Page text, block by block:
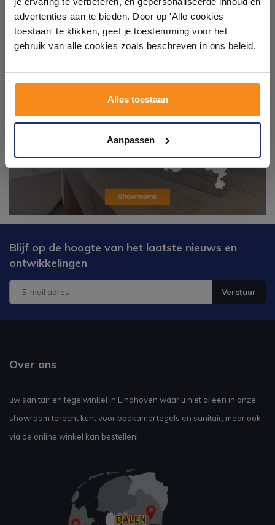
advertenties aan te bieden. Door op 'Alle cookies
toestaan' te klikken, geef je toestemming voor het
gebruik van alle cookies zoals beschreven in ons beleid.
Alles toestaan
Aanpassen
Blijf op de hoogte van het laatste nieuws en
ontwikkelingen
Verstuur
Over ons
uw sanitair en tegelwinkel in Eindhoven waar u niet alleen in onze
showroom terecht kunt voor badkamertegels en sanitair, maar ook
via de online winkel kan bestellen!
badkameropstellingen – van compact tot luxe. Onze
ervaren adviseurs helpen je persoonlijk, en je vindt
tegels & sanitair direct uit voorraad. Gratis parkeren
op eigen terrein.
Kom langs en ervaar zelf het verschil!